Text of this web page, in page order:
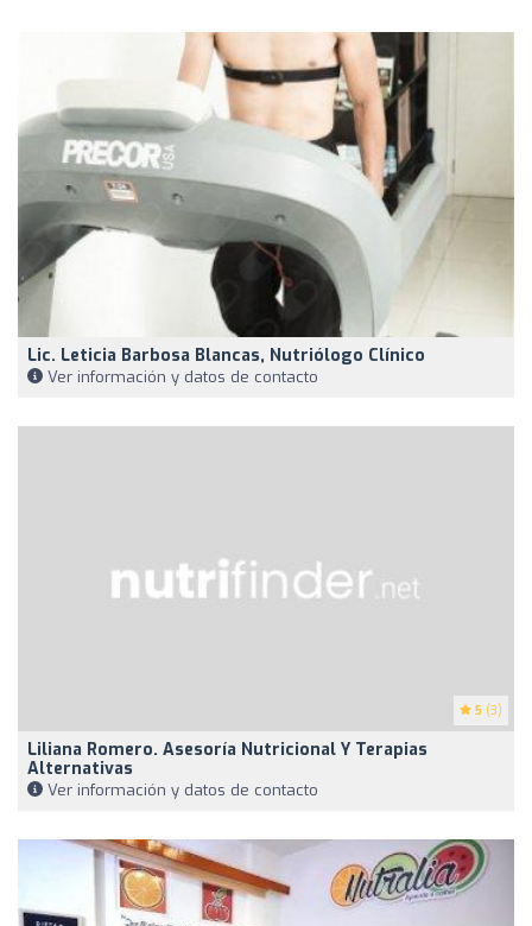
Lic. Leticia Barbosa Blancas, Nutriólogo Clínico
Ver información y datos de contacto
5 (3)
Liliana Romero. Asesoría Nutricional Y Terapias
Alternativas
Ver información y datos de contacto